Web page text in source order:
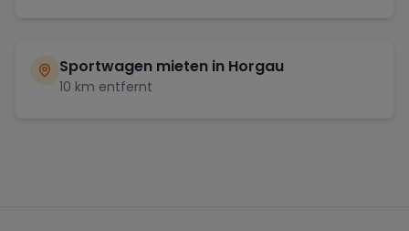
Sportwagen mieten in Horgau
10 km entfernt